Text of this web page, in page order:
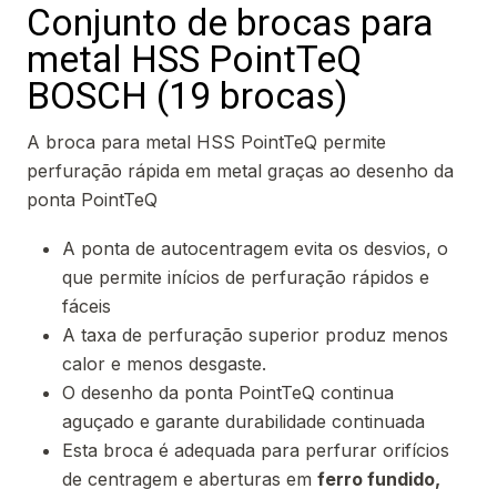
Conjunto de brocas para
metal HSS PointTeQ
BOSCH (19 brocas)
A broca para metal HSS PointTeQ permite
perfuração rápida em metal graças ao desenho da
ponta PointTeQ
A ponta de autocentragem evita os desvios, o
que permite inícios de perfuração rápidos e
fáceis
A taxa de perfuração superior produz menos
calor e menos desgaste.
O desenho da ponta PointTeQ continua
aguçado e garante durabilidade continuada
Esta broca é adequada para perfurar orifícios
de centragem e aberturas em ferro fundido,